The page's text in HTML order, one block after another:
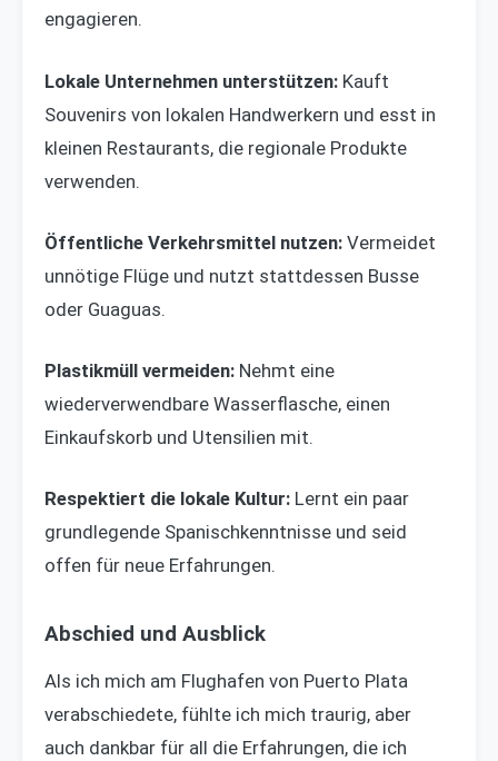
engagieren.
Lokale Unternehmen unterstützen: Kauft
Souvenirs von lokalen Handwerkern und esst in
kleinen Restaurants, die regionale Produkte
verwenden.
Öffentliche Verkehrsmittel nutzen: Vermeidet
unnötige Flüge und nutzt stattdessen Busse
oder Guaguas.
Plastikmüll vermeiden: Nehmt eine
wiederverwendbare Wasserflasche, einen
Einkaufskorb und Utensilien mit.
Respektiert die lokale Kultur: Lernt ein paar
grundlegende Spanischkenntnisse und seid
offen für neue Erfahrungen.
Abschied und Ausblick
Als ich mich am Flughafen von Puerto Plata
verabschiedete, fühlte ich mich traurig, aber
auch dankbar für all die Erfahrungen, die ich